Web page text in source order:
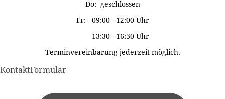
Do: geschlossen
Fr: 09:00 - 12:00 Uhr
13:30 - 16:30 Uhr
Terminvereinbarung jederzeit möglich.
KontaktFormular